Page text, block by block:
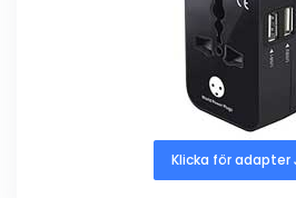
Klicka för adapter